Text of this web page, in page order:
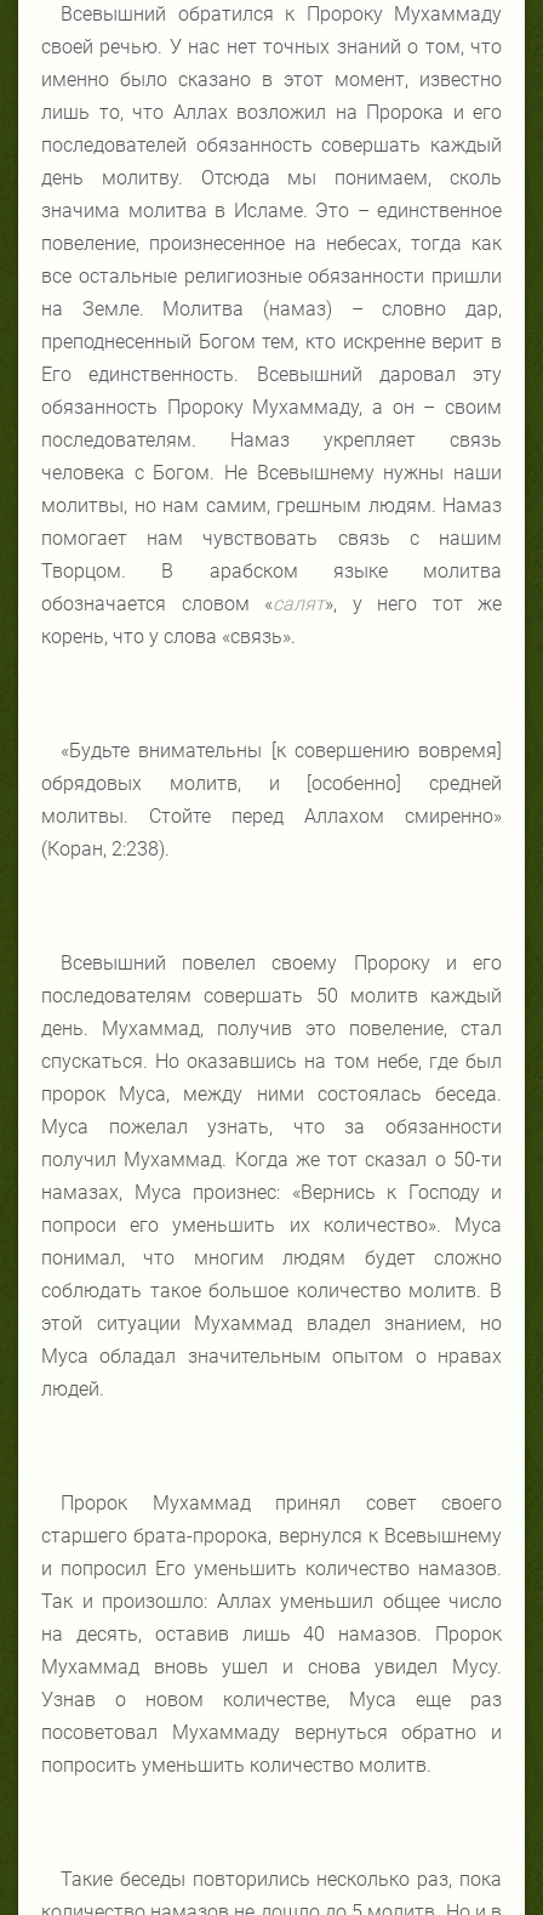
Всевышний обратился к Пророку Мухаммаду
своей речью. У нас нет точных знаний о том, что
именно было сказано в этот момент, известно
лишь то, что Аллах возложил на Пророка и его
последователей обязанность совершать каждый
день молитву. Отсюда мы понимаем, сколь
значима молитва в Исламе. Это – единственное
повеление, произнесенное на небесах, тогда как
все остальные религиозные обязанности пришли
на Земле. Молитва (намаз) – словно дар,
преподнесенный Богом тем, кто искренне верит в
Его единственность. Всевышний даровал эту
обязанность Пророку Мухаммаду, а он – своим
последователям. Намаз укрепляет связь
человека с Богом. Не Всевышнему нужны наши
молитвы, но нам самим, грешным людям. Намаз
помогает нам чувствовать связь с нашим
Творцом. В арабском языке молитва
обозначается словом «салят», у него тот же
корень, что у слова «связь».
«Будьте внимательны [к совершению вовремя]
обрядовых молитв, и [особенно] средней
молитвы. Стойте перед Аллахом смиренно»
(Коран, 2:238).
Всевышний повелел своему Пророку и его
последователям совершать 50 молитв каждый
день. Мухаммад, получив это повеление, стал
спускаться. Но оказавшись на том небе, где был
пророк Муса, между ними состоялась беседа.
Муса пожелал узнать, что за обязанности
получил Мухаммад. Когда же тот сказал о 50-ти
намазах, Муса произнес: «Вернись к Господу и
попроси его уменьшить их количество». Муса
понимал, что многим людям будет сложно
соблюдать такое большое количество молитв. В
этой ситуации Мухаммад владел знанием, но
Муса обладал значительным опытом о нравах
людей.
Пророк Мухаммад принял совет своего
старшего брата-пророка, вернулся к Всевышнему
и попросил Его уменьшить количество намазов.
Так и произошло: Аллах уменьшил общее число
на десять, оставив лишь 40 намазов. Пророк
Мухаммад вновь ушел и снова увидел Мусу.
Узнав о новом количестве, Муса еще раз
посоветовал Мухаммаду вернуться обратно и
попросить уменьшить количество молитв.
Такие беседы повторились несколько раз, пока